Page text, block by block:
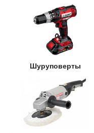
Шуруповерты